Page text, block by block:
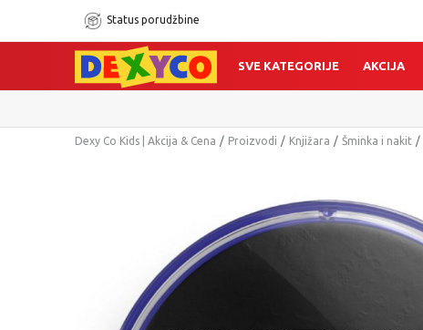
Status porudžbine
SVE KATEGORIJE AKCIJA
Dexy Co Kids | Akcija & Cena Proizvodi Knjižara Šminka i nakit